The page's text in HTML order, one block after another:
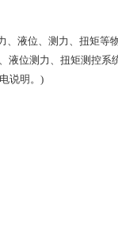
、液位、测力、扭矩等
位测力、扭矩测控系统
说明。 )